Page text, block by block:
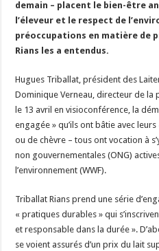
Un été fructueux pour Lactalis
demain – placent le bien-être
l’éleveur et le respect de
préoccupations en matière de
Rians les a entendus.
Hugues Triballat, président des
Dominique Verneau, directeur de
le 13 avril en visioconférence, la
engagée » qu’ils ont bâtie avec
ou de chèvre – tous ont vocation à
non gouvernementales (ONG)
l’environnement (WWF).
Triballat Rians prend une série
« pratiques durables » qui
et responsable dans la durée ».
se voient assurés d’un prix du lait